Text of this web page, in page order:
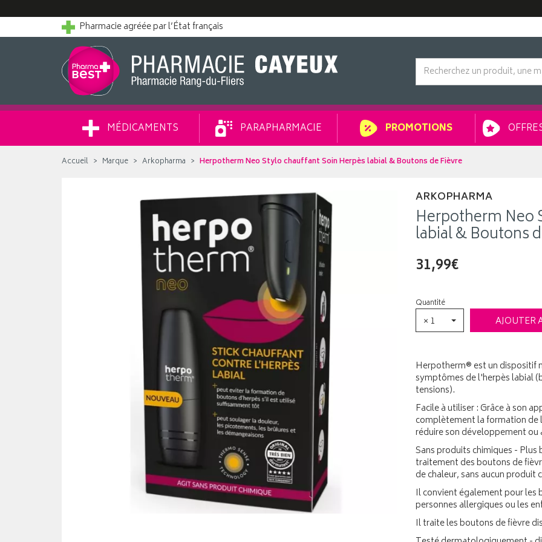
Pharmacie agréée par l’État français
MÉDICAMENTS PARAPHARMACIE PROMOTIONS
Accueil Marque Arkopharma Herpotherm Neo Stylo chauffant Soin Herpès labial & Boutons de Fièvre
ARKOPHARMA
Herpotherm Neo
labial & Boutons
31,99€
Quantité
× 1 AJOUTER
Herpotherm® est un dispositif
symptômes de l'herpès labial
tensions).
Facile à utiliser : Grâce à son
complètement la formation
réduire son développement ou
Sans produits chimiques -
traitement des boutons de
de chaleur, sans aucun produit
Il convient également pour les
personnes allergiques ou les
Il traite les boutons de fièvre